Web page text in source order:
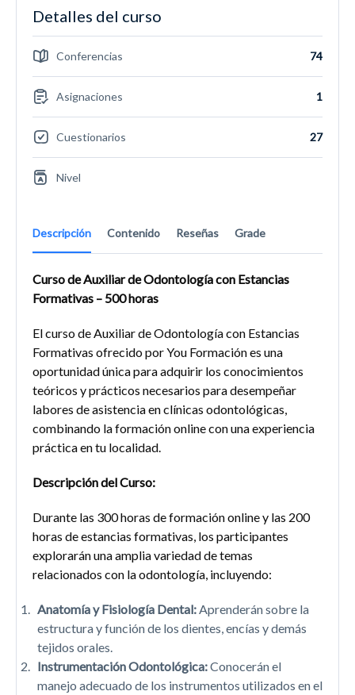
Descripción Contenido Reseñas Grade
Curso de Auxiliar de Odontología con Estancias
Formativas – 500 horas
El curso de Auxiliar de Odontología con Estancias
Formativas ofrecido por You Formación es una
oportunidad única para adquirir los conocimientos
teóricos y prácticos necesarios para desempeñar
labores de asistencia en clínicas odontológicas,
combinando la formación online con una experiencia
práctica en tu localidad.
Descripción del Curso:
Durante las 300 horas de formación online y las 200
horas de estancias formativas, los participantes
explorarán una amplia variedad de temas
relacionados con la odontología, incluyendo:
Anatomía y Fisiología Dental: Aprenderán sobre la
estructura y función de los dientes, encías y demás
tejidos orales.
Instrumentación Odontológica:Conocerán el
manejo adecuado de los instrumentos utilizados en el
Detalles del curso
Conferencias 74
Asignaciones 1
Cuestionarios 27
Nivel